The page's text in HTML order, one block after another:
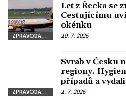
ZPRAVODAJSTVÍ
Let z Řecka se
Cestujícímu
okénku
10. 7. 2026
ZPRAVODAJSTVÍ
Svrab v Česku
regiony.
případů a
1. 7. 2026